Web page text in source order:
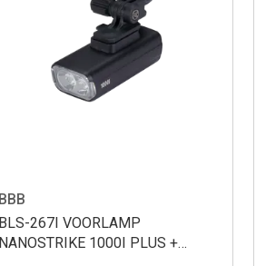
BBB
BLS-267I VOORLAMP
NANOSTRIKE 1000I PLUS +